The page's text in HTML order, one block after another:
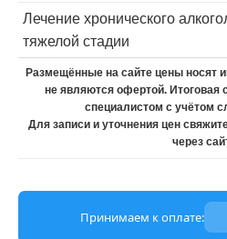
Лечение хронического
тяжелой стадии
Размещённые на сайте цены носят
не являются офертой. Итоговая
специалистом с учётом
Для записи и уточнения цен
через
Принимаем к оплате: